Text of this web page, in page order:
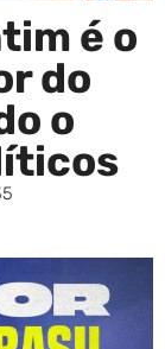
é o
do
o